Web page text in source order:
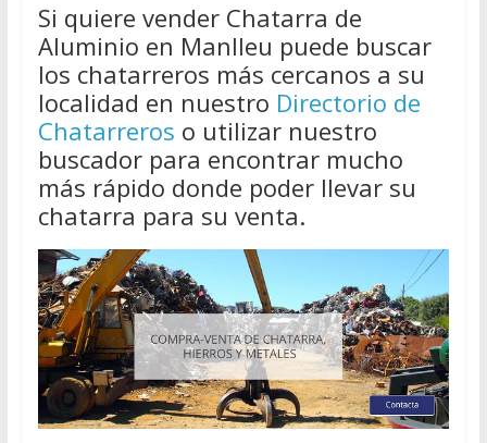
Si quiere vender Chatarra de
Aluminio en Manlleu puede buscar
los chatarreros más cercanos a su
localidad en nuestro Directorio de
Chatarreros o utilizar nuestro
buscador para encontrar mucho
más rápido donde poder llevar su
chatarra para su venta.